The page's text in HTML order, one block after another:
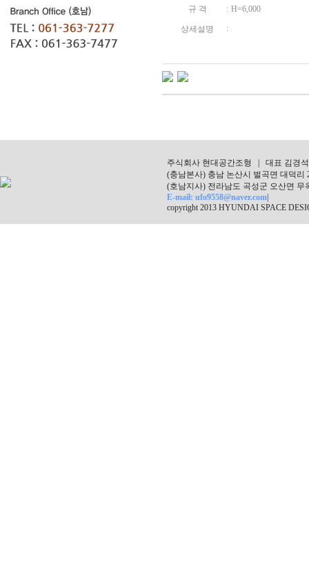
규 격 : H=6,000
상세설명 :
주식회사 현대공간조형 | 대표 김경
(충남본사) 충남 논산시 벌곡면 대덕
(호남지사) 전라남도 곡성군 오산면
E-mail: ufo9558@naver.com
copyright 2013 HYUNDAI SPACE